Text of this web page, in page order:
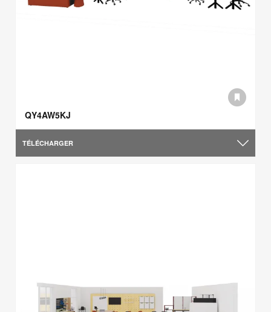
QY4AW5KJ
TÉLÉCHARGER